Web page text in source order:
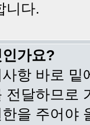
니다.
가요?
항 바로
전달하므로
을 주어야